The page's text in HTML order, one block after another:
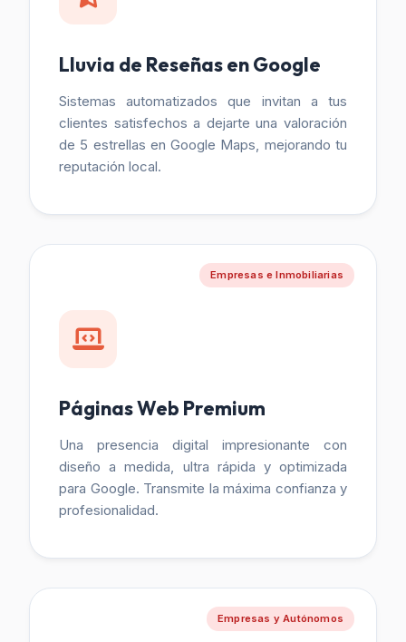
Lluvia de Reseñas en Google
Sistemas automatizados que invitan a tus
clientes satisfechos a dejarte una valoración
de 5 estrellas en Google Maps, mejorando tu
reputación local.
Empresas e Inmobiliarias
Páginas Web Premium
Una presencia digital impresionante con
diseño a medida, ultra rápida y optimizada
para Google. Transmite la máxima confianza y
profesionalidad.
Empresas y Autónomos